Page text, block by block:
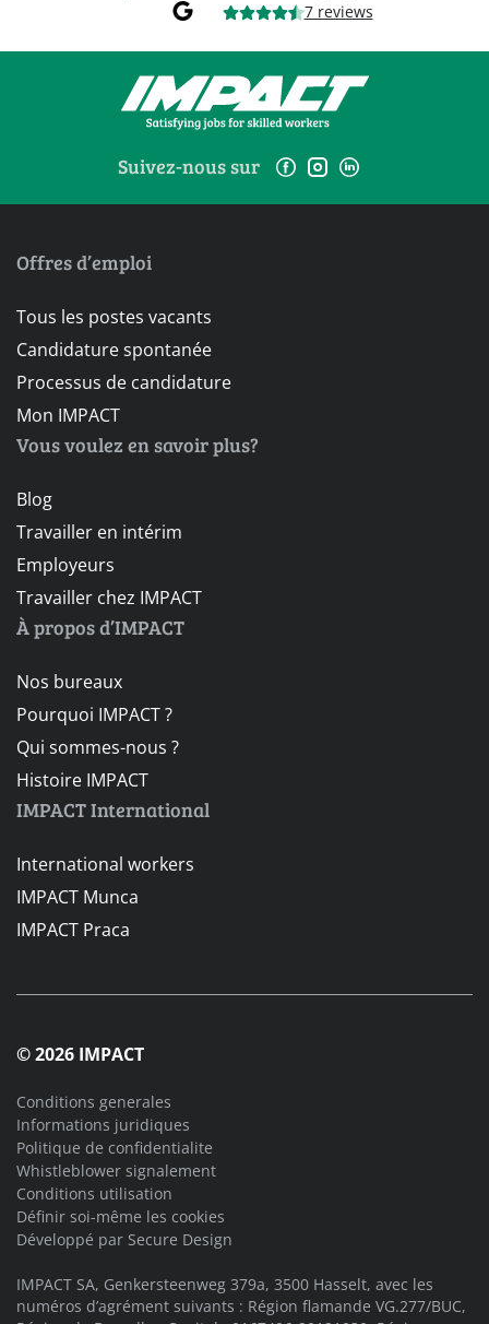
7 reviews
Suivez-nous sur
Offres d’emploi
Tous les postes vacants
Candidature spontanée
Processus de candidature
Mon IMPACT
Vous voulez en savoir plus?
Blog
Travailler en intérim
Employeurs
Travailler chez IMPACT
À propos d’IMPACT
Nos bureaux
Pourquoi IMPACT ?
Qui sommes-nous ?
Histoire IMPACT
IMPACT International
International workers
IMPACT Munca
IMPACT Praca
© 2026 IMPACT
Conditions generales
Informations juridiques
Politique de confidentialite
Whistleblower signalement
Conditions utilisation
Définir soi-même les cookies
Développé par Secure Design
IMPACT SA, Genkersteenweg 379a, 3500 Hasselt, avec les
numéros d’agrément suivants : Région flamande VG.277/BUC,